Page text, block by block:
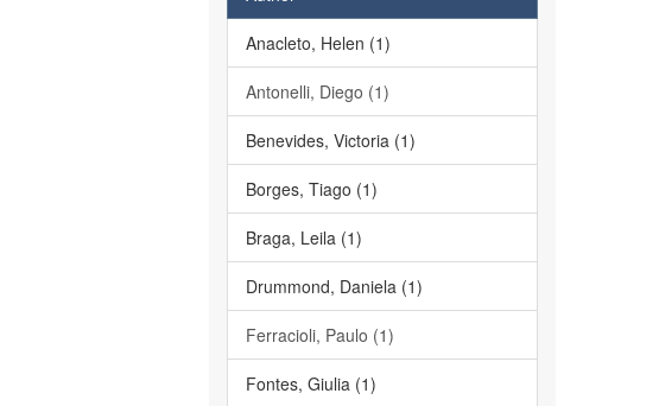
Anacleto, Helen (1)
Antonelli, Diego (1)
Benevides, Victoria (1)
Borges, Tiago (1)
Braga, Leila (1)
Drummond, Daniela (1)
Ferracioli, Paulo (1)
Fontes, Giulia (1)